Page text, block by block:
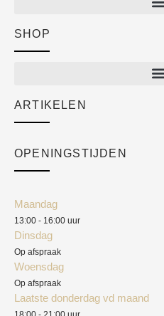
Academy
SHOP
ARTIKELEN
OPENINGSTIJDEN
Maandag
13:00 - 16:00 uur
Dinsdag
Op afspraak
Woensdag
Op afspraak
Laatste donderdag vd maand